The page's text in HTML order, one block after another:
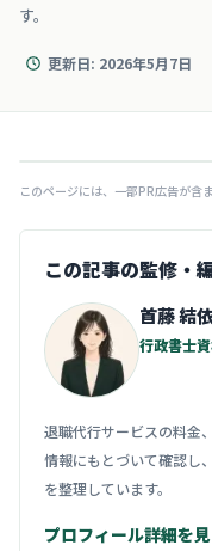
す。
更新日: 2026年5月7日
このページには、一部PR広告が含
この記事の監修・
首藤 結
行政書士
退職代行サービスの料金
情報にもとづいて確認し
を整理しています。
プロフィール詳細を